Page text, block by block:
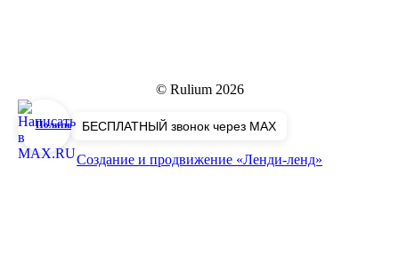
© Rulium 2026
Политика конфиденциальности
Создание и продвижение «Ленди-ленд»
БЕСПЛАТНЫЙ звонок через MAX